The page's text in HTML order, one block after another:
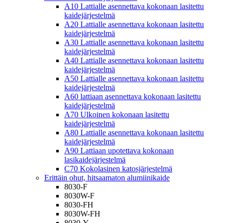
A10 Lattialle asennettava kokonaan lasitettu
kaidejärjestelmä
A20 Lattialle asennettava kokonaan lasitettu
kaidejärjestelmä
A30 Lattialle asennettava kokonaan lasitettu
kaidejärjestelmä
A40 Lattialle asennettava kokonaan lasitettu
kaidejärjestelmä
A50 Lattialle asennettava kokonaan lasitettu
kaidejärjestelmä
A60 lattiaan asennettava kokonaan lasitettu
kaidejärjestelmä
A70 Ulkoinen kokonaan lasitettu
kaidejärjestelmä
A80 Lattialle asennettava kokonaan lasitettu
kaidejärjestelmä
A90 Lattiaan upotettava kokonaan
lasikaidejärjestelmä
C70 Kokolasinen katosjärjestelmä
Erittäin ohut, hitsaamaton alumiinikaide
8030-F
8030W-F
8030-FH
8030W-FH